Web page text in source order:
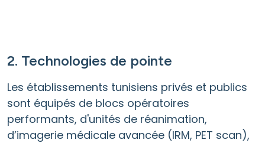
2. Technologies de pointe
Les établissements tunisiens privés et publics
sont équipés de blocs opératoires
performants, d'unités de réanimation,
d’imagerie médicale avancée (IRM, PET scan),